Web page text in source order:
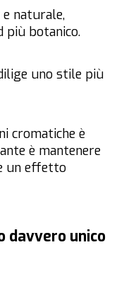
naturale,
più botanico.
uno stile più
cromatiche è
è mantenere
un effetto
davvero unico